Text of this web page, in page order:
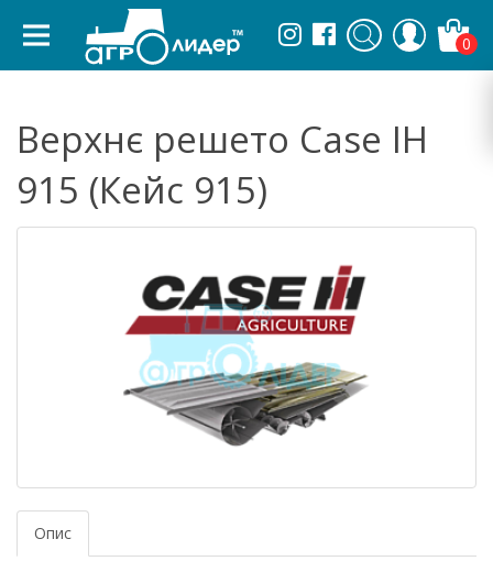
0
Верхнє решето Case IH
915 (Кейс 915)
Опис